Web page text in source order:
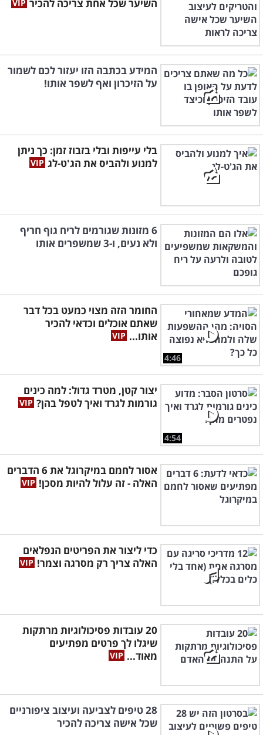
השיער שכל אחת צריכה להכיר
המידע בכתבה הזו יעזור לכם לשמור
על הזיכרון ואף לשפר אותו!
בלי עייפות ובלי בזבוז זמן: כך ניתן
למנוע ולהביס את הג'ט-לג
6 מזונות שגורמים לריח גוף חריף
ולא נעים, ו-3 שמשפרים אותו
4:46
החומר הזה מצוי כמעט בכל דבר
שאתם אוכלים וכדאי להכיר
אותו...
4:54
יצור קטן, מטרד גדול: למה כינים
גורמות לגרד ואיך לטפל בהן?
אסור לחמם במיקרוגל את 6 הדברים
האלה - זה עלול להיות מסכן!
כדי ליצור את הפריטים הנפלאים
האלה צריך רק מסרגה וצמר!
20 עובדות פסיכולוגיות מרתקות
שיגלו לך פרטים מפתיעים
מאוד...
28 טיפים לצביעה ועיצוב ציפורניים
שכל אישה צריכה להכיר